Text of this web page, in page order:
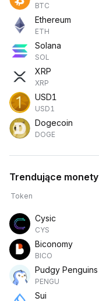
BTC
Ethereum
ETH
Solana
SOL
XRP
XRP
USD1
USD1
Dogecoin
DOGE
Trendujące monety
Token
Cysic
CYS
Biconomy
BICO
Pudgy Penguins
PENGU
Sui